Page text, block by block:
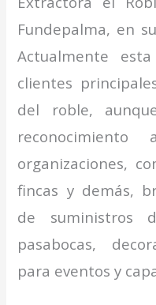
Fundepalma, en
Actualmente
clientes
del roble,
organizaciones,
fincas y demás,
de suministros
pasabocas,
para eventos y